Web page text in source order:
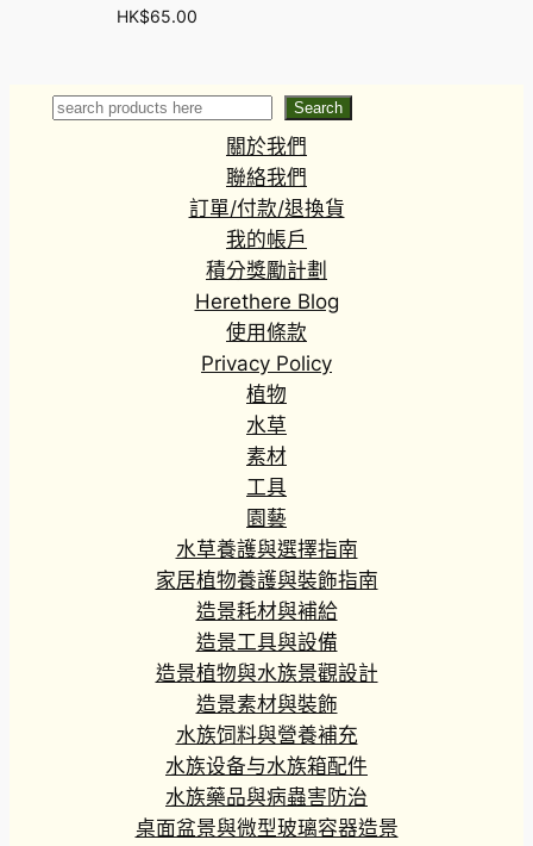
HK$65.00
Search Search
關於我們
聯絡我們
訂單/付款/退換貨
我的帳戶
積分獎勵計劃
Herethere Blog
使用條款
Privacy Policy
植物
水草
素材
工具
園藝
水草養護與選擇指南
家居植物養護與裝飾指南
造景耗材與補給
造景工具與設備
造景植物與水族景觀設計
造景素材與裝飾
水族饲料與營養補充
水族设备与水族箱配件
水族藥品與病蟲害防治
桌面盆景與微型玻璃容器造景